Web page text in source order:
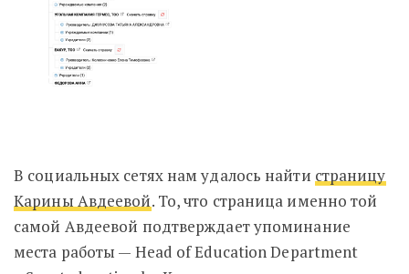
В социальных сетях нам удалось найти страницу
Карины Авдеевой. То, что страница именно той
самой Авдеевой подтверждает упоминание
места работы — Head of Education Department